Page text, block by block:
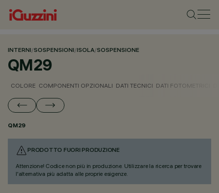
INTERNI/SOSPENSIONI/ISOLA/SOSPENSIONE
QM29
COLORE COMPONENTI OPZIONALI DATI TECNICI DATI FOTOMETRICI
QM29
PRODOTTO FUORI PRODUZIONE
Attenzione! Codice non più in produzione. Utilizzare la ricerca per trovare
l'alternativa più adatta alle proprie esigenze.